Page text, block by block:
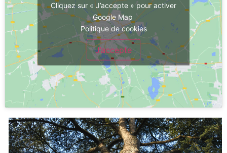
Cliquez sur « J’accepte » pour activer
Google Map
Politique de cookies
J’accepte